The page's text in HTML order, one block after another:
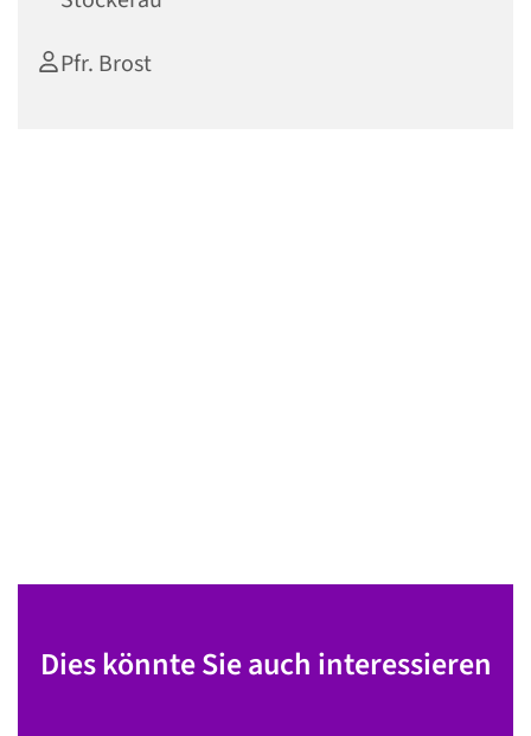
Pfr. Brost
Dies könnte Sie auch interessieren